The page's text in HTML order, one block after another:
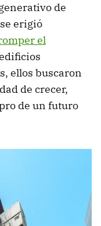
de
erigió
el
ellos buscaron
de crecer,
de un futuro